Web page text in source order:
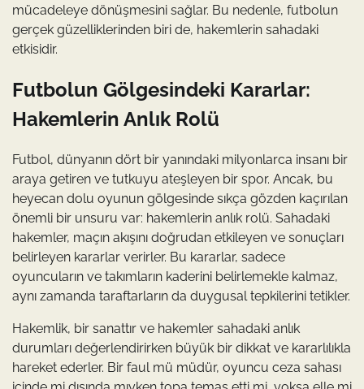
mücadeleye dönüşmesini sağlar. Bu nedenle, futbolun
gerçek güzelliklerinden biri de, hakemlerin sahadaki
etkisidir.
Futbolun Gölgesindeki Kararlar:
Hakemlerin Anlık Rolü
Futbol, dünyanın dört bir yanındaki milyonlarca insanı bir
araya getiren ve tutkuyu ateşleyen bir spor. Ancak, bu
heyecan dolu oyunun gölgesinde sıkça gözden kaçırılan
önemli bir unsuru var: hakemlerin anlık rolü. Sahadaki
hakemler, maçın akışını doğrudan etkileyen ve sonuçları
belirleyen kararlar verirler. Bu kararlar, sadece
oyuncuların ve takımların kaderini belirlemekle kalmaz,
aynı zamanda taraftarların da duygusal tepkilerini tetikler.
Hakemlik, bir sanattır ve hakemler sahadaki anlık
durumları değerlendirirken büyük bir dikkat ve kararlılıkla
hareket ederler. Bir faul mü müdür, oyuncu ceza sahası